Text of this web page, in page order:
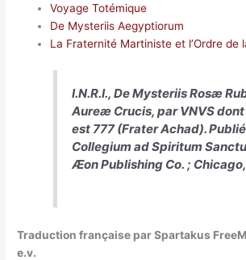
Voyage Totémique
De Mysteriis Aegyptiorum
La Fraternité Martiniste et l’Ordre de
I.N.R.I.,De Mysteriis Rosæ
Aureæ Crucis, par VNVS
est 777 (Frater Achad).
Collegium ad Spiritum
Æon Publishing Co. ; Chicago,
Traduction française par Spartakus
e.v.